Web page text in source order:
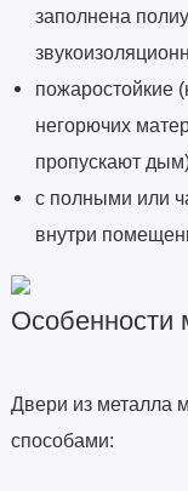
заполнена
пожаростойкие
негорючих
пропускают
с полными или
внутри
Особенности
Двери из металла
способами: